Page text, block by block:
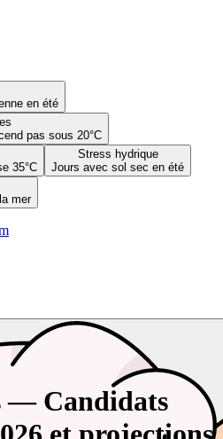
en été
pas sous 20°C
35°C
Stress hydrique
Jours avec sol sec en été
mer
— Candidats